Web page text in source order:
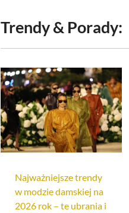
śniegowce czarne damskie
Trendy & Porady:
Najważniejsze trendy
w modzie damskiej na
2026 rok – te ubrania i